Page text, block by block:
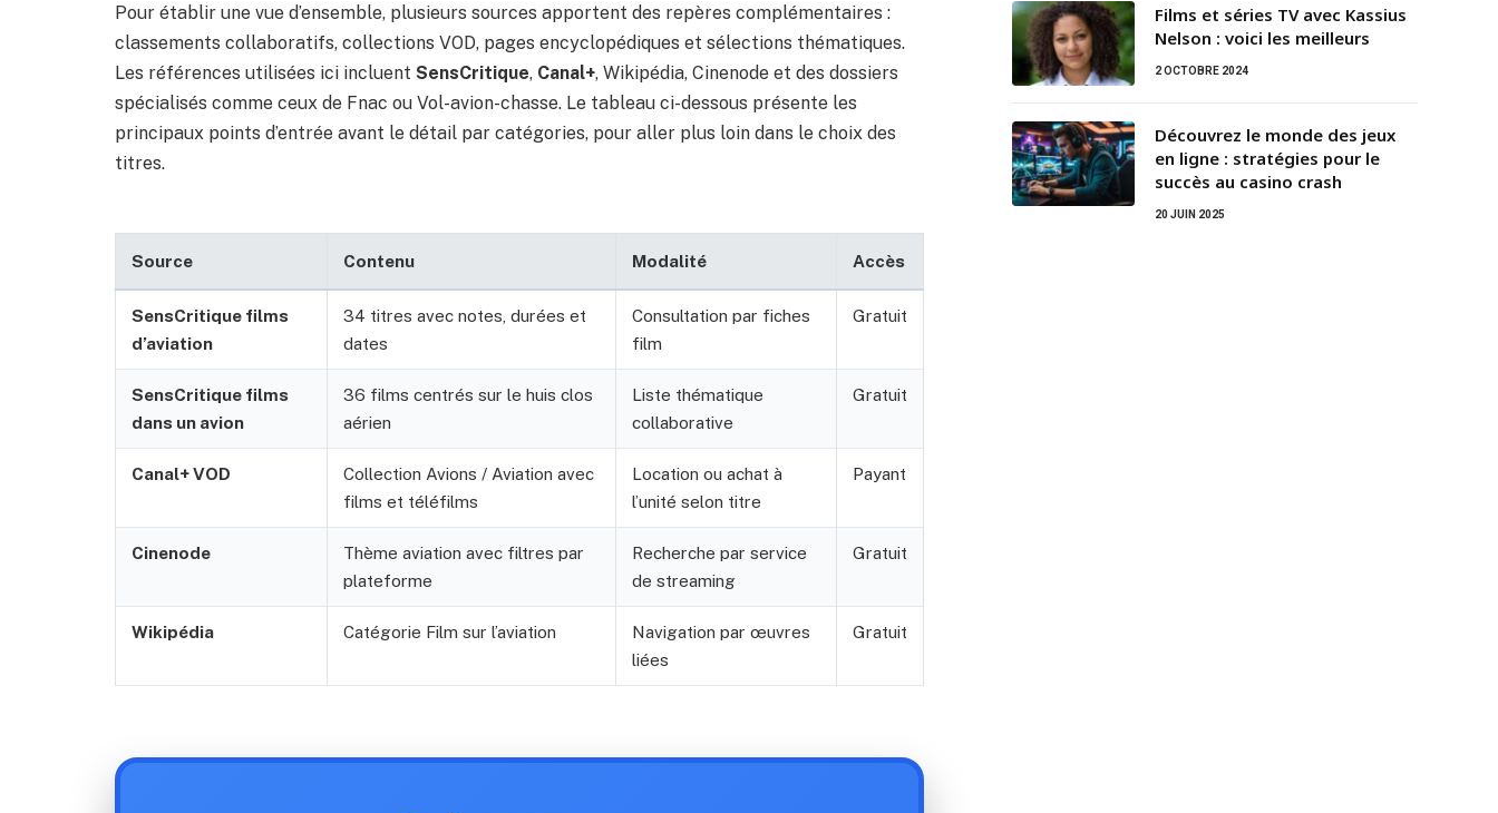
Pour établir une vue d’ensemble, plusieurs sources apportent des repères complémentaires :
classements collaboratifs, collections VOD, pages encyclopédiques et sélections thématiques.
Les références utilisées ici incluent SensCritique, Canal+, Wikipédia, Cinenode et des dossiers
spécialisés comme ceux de Fnac ou Vol-avion-chasse. Le tableau ci-dessous présente les
principaux points d’entrée avant le détail par catégories, pour aller plus loin dans le choix des
titres.
Source Contenu Modalité Accès
SensCritique films
d’aviation
34 titres avec notes, durées et
dates
Consultation par fiches
film
Gratuit
SensCritique films
dans un avion
36 films centrés sur le huis clos
aérien
Liste thématique
collaborative
Gratuit
Canal+ VOD
Collection Avions / Aviation avec
films et téléfilms
Location ou achat à
l’unité selon titre
Payant
Cinenode
Thème aviation avec filtres par
plateforme
Recherche par service
de streaming
Gratuit
Wikipédia Catégorie Film sur l’aviation
Navigation par œuvres
liées
Gratuit
Films et séries TV avec Kassius
Nelson : voici les meilleurs
2 OCTOBRE 2024
Découvrez le monde des jeux
en ligne : stratégies pour le
succès au casino crash
20 JUIN 2025